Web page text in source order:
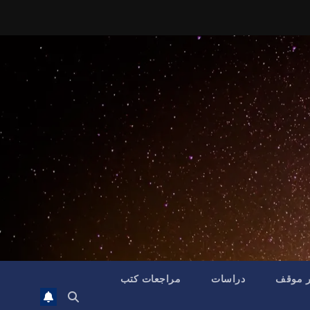
موقف دراسات مراجعات كتب